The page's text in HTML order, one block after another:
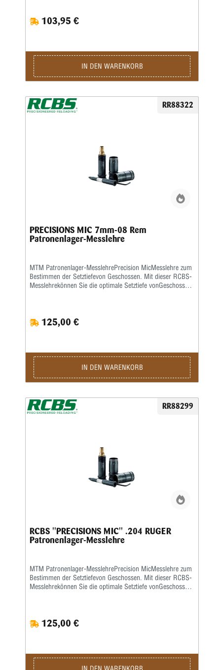
deutschsprachigeBedienanleitung wird mitgeliefert.
103,95 €
IN DEN WARENKORB
RR88322
PRECISIONS MIC 7mm-08 Rem
Patronenlager-Messlehre
MTM Patronenlager-MesslehrePrecision MicMesslehre zum
Bestimmen der Setztiefevon Geschossen. Mit dieser RCBS-
Messlehrekönnen Sie die optimale Setztiefe vonGeschossen
deutschsprachigeBedienanleitung wird mitgeliefert.
125,00 €
IN DEN WARENKORB
RR88299
RCBS ''PRECISIONS MIC'' .204 RUGER
Patronenlager-Messlehre
MTM Patronenlager-MesslehrePrecision MicMesslehre zum
Bestimmen der Setztiefevon Geschossen. Mit dieser RCBS-
Messlehrekönnen Sie die optimale Setztiefe vonGeschossen
deutschsprachigeBedienanleitung wird mitgeliefert.
125,00 €